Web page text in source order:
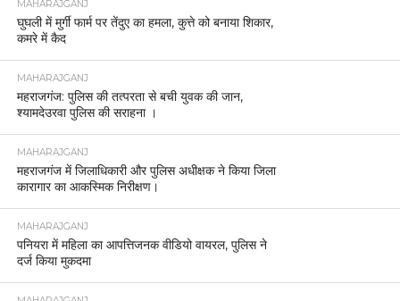
MAHARAJGANJ
घुघली में मुर्गी फार्म पर तेंदुए का हमला, कुत्ते को बनाया शिकार,
कमरे में कैद
MAHARAJGANJ
महराजगंज: पुलिस की तत्परता से बची युवक की जान,
श्यामदेउरवा पुलिस की सराहना ।
MAHARAJGANJ
महराजगंज में जिलाधिकारी और पुलिस अधीक्षक ने किया जिला
कारागार का आकस्मिक निरीक्षण।
MAHARAJGANJ
पनियरा में महिला का आपत्तिजनक वीडियो वायरल, पुलिस ने
दर्ज किया मुकदमा